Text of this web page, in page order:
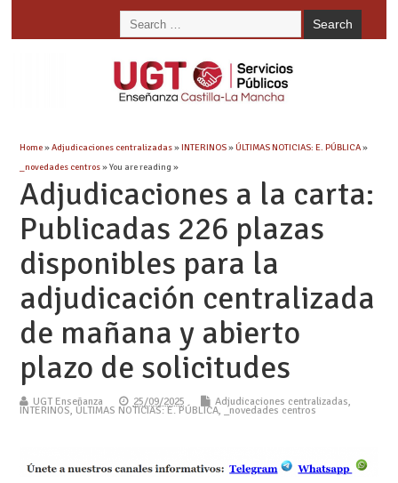
Home»Adjudicaciones centralizadas»INTERINOS»ÚLTIMAS NOTICIAS: E. PÚBLICA»
_novedades centros» You are reading »
Adjudicaciones a la carta:
Publicadas 226 plazas
disponibles para la
adjudicación centralizada
de mañana y abierto
plazo de solicitudes
UGT Enseñanza 25/09/2025 Adjudicaciones centralizadas,
INTERINOS, ÚLTIMAS NOTICIAS: E. PÚBLICA, _novedades centros